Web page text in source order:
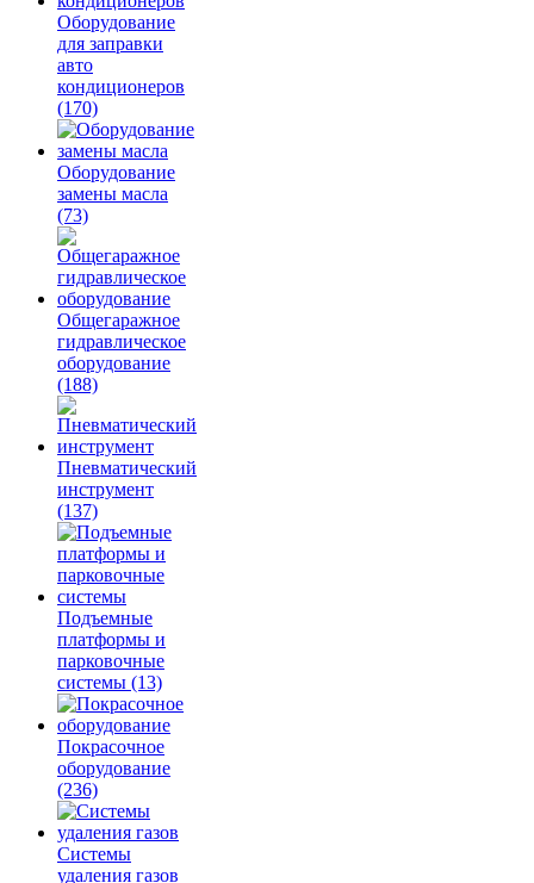
Оборудование
для заправки
авто
кондиционеров
(170)
Оборудование
замены масла
(73)
Общегаражное
гидравлическое
оборудование
(188)
Пневматический
инструмент
(137)
Подъемные
платформы и
парковочные
системы (13)
Покрасочное
оборудование
(236)
Системы
удаления газов